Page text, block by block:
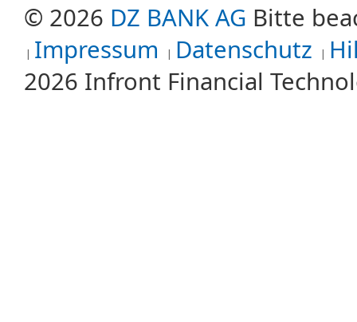
© 2026 DZ BANK AG Bitte
Impressum
Datenschutz
2026 Infront Financial